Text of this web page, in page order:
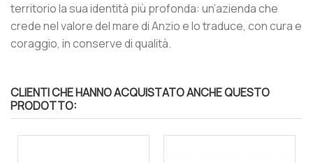
territorio la sua identità più profonda: un’azienda che
crede nel valore del mare di Anzio e lo traduce, con cura e
coraggio, in conserve di qualità.
CLIENTI CHE HANNO ACQUISTATO ANCHE QUESTO
PRODOTTO: